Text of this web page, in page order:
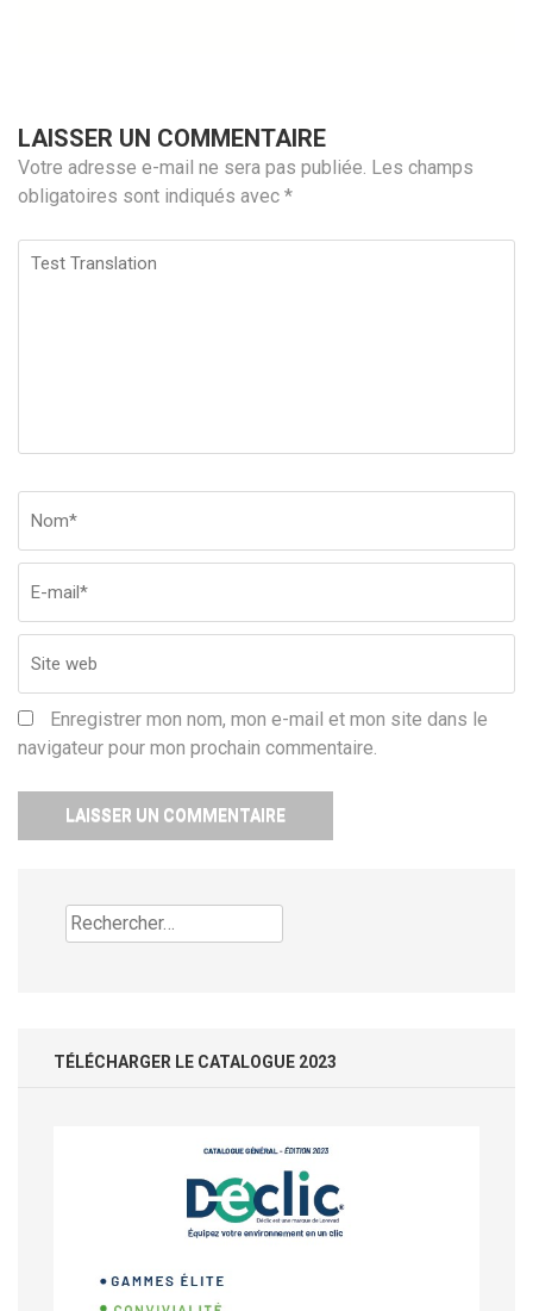
LAISSER UN COMMENTAIRE
Votre adresse e-mail ne sera pas publiée. Les champs
obligatoires sont indiqués avec *
Test
Enregistrer mon nom, mon e-mail et mon site dans le
navigateur pour mon prochain commentaire.
Rechercher :
TÉLÉCHARGER LE CATALOGUE 2023